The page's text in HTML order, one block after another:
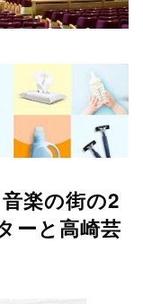
楽の街の2
ーと高崎芸